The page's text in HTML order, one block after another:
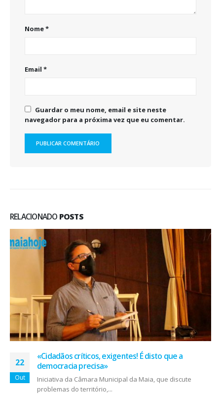
Nome*
Email *
Guardar o meu nome, email e site neste
navegador para a próxima vez que eu comentar.
RELACIONADO POSTS
22
Out
«Cidadãos críticos, exigentes! É disto que a
democracia precisa»
Iniciativa da Câmara Municipal da Maia, que discute
problemas do território,...